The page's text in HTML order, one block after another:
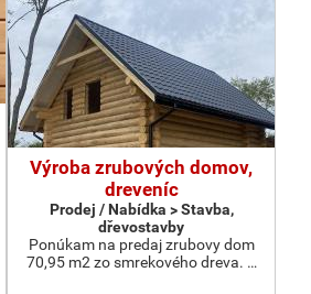
Výroba zrubových domov,
dreveníc
Prodej / Nabídka > Stavba,
dřevostavby
Ponúkam na predaj zrubovy dom
70,95 m2 zo smrekového dreva. …